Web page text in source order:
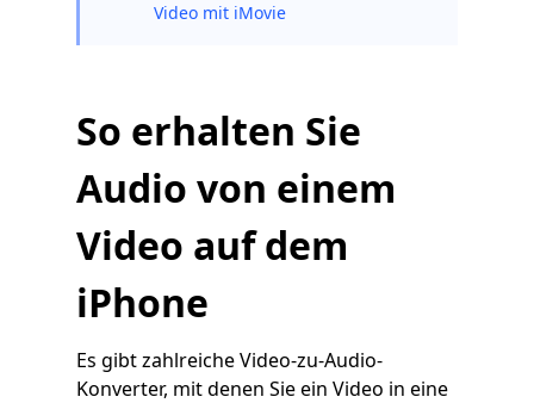
Video mit iMovie
So erhalten Sie
Audio von einem
Video auf dem
iPhone
Es gibt zahlreiche Video-zu-Audio-
Konverter, mit denen Sie ein Video in eine